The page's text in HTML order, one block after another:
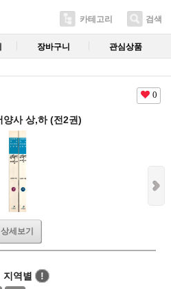
카테고리 검색
장바구니 관심상품
0
양사 상,하 (전2권)
상세보기
지역별
!